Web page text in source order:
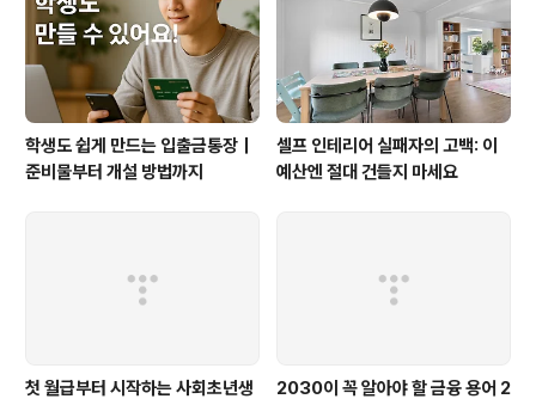
자립을 위한 주거비용 부담이 매우 큽니다. 특히 수도권 지
역에서는 전세나 월세 가격이 지속적으로 상..
학생도 쉽게 만드는 입출금통장｜
준비물부터 개설 방법까지
셀프 인테리어 실패자의 고백: 이
예산엔 절대 건들지 마세요
첫 월급부터 시작하는 사회초년생 2030이 꼭 알아야 할 금융 용어 2